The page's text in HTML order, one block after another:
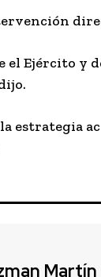
Ejército y
estrategia
Martín